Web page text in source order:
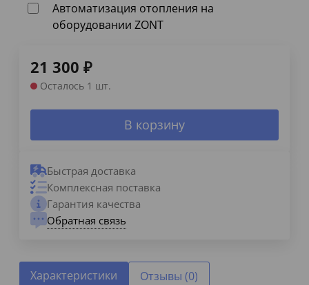
Автоматизация отопления на
оборудовании ZONT
21 300 ₽
Осталось 1 шт.
В корзину
Быстрая доставка
Комплексная поставка
Гарантия качества
Обратная связь
Характеристики Отзывы (0)